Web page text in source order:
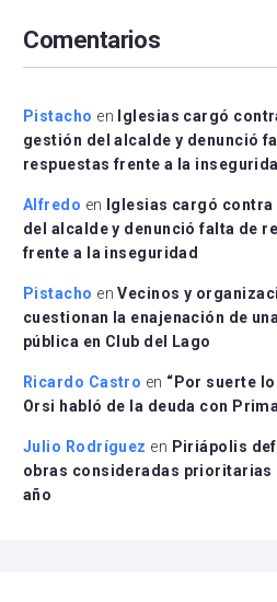
Comentarios
Pistacho en
Iglesias cargó
gestión del alcalde y denunció
respuestas frente a la
Alfredo en
Iglesias cargó
del alcalde y denunció falta de
frente a la inseguridad
Pistacho enVecinos y
cuestionan la enajenación de
pública en Club del Lago
Ricardo Castro en “Por suerte
Orsi habló de la deuda con
Julio Rodríguez en Piriápolis
obras consideradas prioritarias
año